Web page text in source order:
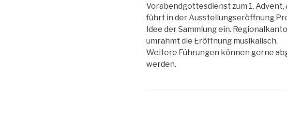
Vorabendgottesdienst zum 1. Advent,
führt in der Ausstellungseröffnung
Idee der Sammlung ein.
umrahmt die Eröffnung musikalisch.
Weitere Führungen können gerne
werden.